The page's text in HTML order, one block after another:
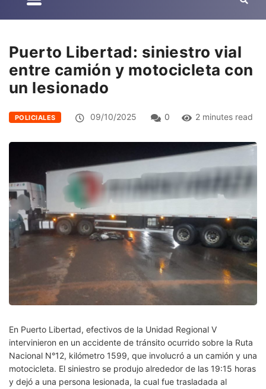
Puerto Libertad: siniestro vial
entre camión y motocicleta con
un lesionado
POLICIALES 09/10/2025 0 2 minutes read
En Puerto Libertad, efectivos de la Unidad Regional V
intervinieron en un accidente de tránsito ocurrido sobre la Ruta
Nacional N°12, kilómetro 1599, que involucró a un camión y una
motocicleta. El siniestro se produjo alrededor de las 19:15 horas
y dejó a una persona lesionada, la cual fue trasladada al